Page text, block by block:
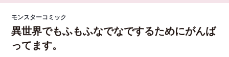
モンスターコミック
異世界でもふもふなでなでするためにがんば
ってます。